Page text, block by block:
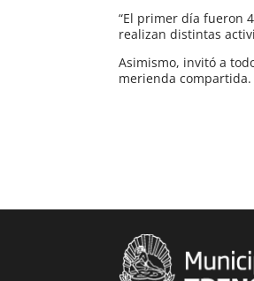
“El primer día fueron
realizan distintas
Asimismo, invitó a
merienda compartida.